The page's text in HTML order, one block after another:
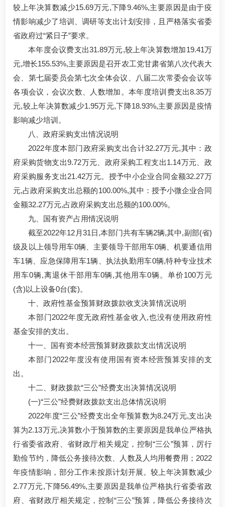
较上年决算数减少15.69万元,下降9.46%,主要原因是由于疫
情影响减少了培训、调研等支出计划安排，且严格落实省委
省政府过“紧日子”要求。
本年度会议费支出31.89万元,较上年决算数增加19.41万
元,增长155.53%,主要原因是召开农工党甘肃省第八次代表大
会、第七届委员会第七次全体会议、八届二次常委会会议等
各项会议，会议次数、人数增加。本年度培训费支出8.35万
元,较上年决算数减少1.95万元,下降18.93%,主要原因是疫情
影响减少培训。
八、政府采购支出情况说明
2022年度本部门政府采购支出合计32.27万元,其中：政
府采购货物支出9.72万元、政府采购工程支出1.14万元、政
府采购服务支出21.42万元。授予中小企业合同金额32.27万
元,占政府采购支出总额的100.00%,其中：授予小微企业合同
金额32.27万元,占政府采购支出总额的100.00%。
九、国有资产占用情况说明
截至2022年12月31日,本部门共有车辆2辆,其中,副部(省)
级及以上领导用车0辆、主要领导干部用车0辆、机要通信用
车1辆、应急保障用车1辆、执法执勤用车0辆,特种专业技术
用车0辆,离退休干部用车0辆,其他用车0辆。单价100万元
(含)以上设备0台(套)。
十、政府性基金预算财政拨款收支决算情况说明
本部门2022年度无政府性基金收入,也没有使用政府性
基金安排的支出。
十一、国有资本经营预算财政拨款支出情况说明
本部门2022年度没有使用国有资本经营预算安排的支
出。
十二、财政拨款“三公”经费支出决算情况说明
(一)“三公”经费财政拨款支出总体情况说明
2022年度“三公”经费支出全年预算数为8.24万元,支出决
算为2.13万元,决算数小于预算数的主要原因是我单位严格执
行省委省政府、省财政厅相关规定，控制“三公”预算，厉行
勤俭节约，降低公务接待次数、人数及人均用餐费用；2022
年疫情影响，部分工作未按原计划开展。较上年决算数减少
2.77万元,下降56.49%,主要原因是我单位严格执行省委省政
府、省财政厅相关规定，控制“三公”预算，降低公务接待次